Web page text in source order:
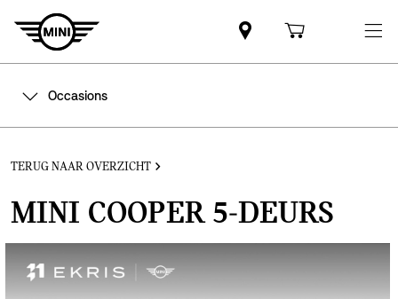
Occasions
TERUG NAAR OVERZICHT
MINI COOPER 5‑DEURS